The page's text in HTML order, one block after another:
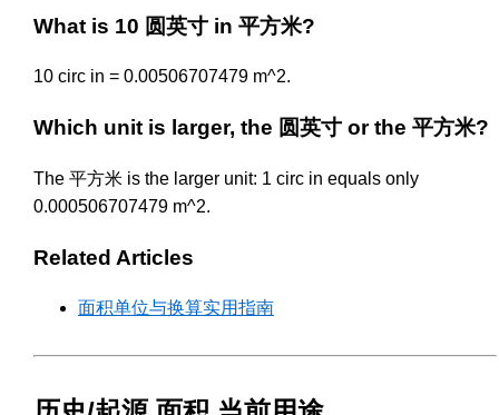
What is 10 圆英寸 in 平方米?
10 circ in = 0.00506707479 m^2.
Which unit is larger, the 圆英寸 or the 平方米?
The 平方米 is the larger unit: 1 circ in equals only
0.000506707479 m^2.
Related Articles
面积单位与换算实用指南